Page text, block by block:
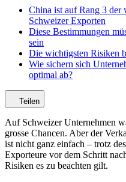
China ist auf Rang 3 der
Schweizer Exporten
Diese Bestimmungen
sein
Die wichtigsten Risiken
Wie sichern sich
optimal ab?
Teilen
Auf Schweizer Unternehmen
grosse Chancen. Aber der
ist nicht ganz einfach – trotz
Exporteure vor dem Schritt
Risiken es zu beachten gilt.